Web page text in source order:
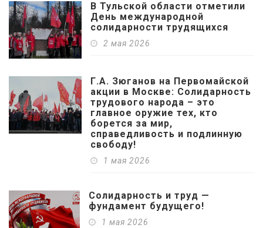
В Тульской области отметили
День международной
солидарности трудящихся
2 мая 2026
Г.А. Зюганов на Первомайской
акции в Москве: Солидарность
трудового народа – это
главное оружие тех, кто
борется за мир,
справедливость и подлинную
свободу!
1 мая 2026
Солидарность и труд —
фундамент будущего!
1 мая 2026